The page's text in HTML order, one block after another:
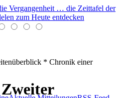
Vergangenheit … die Zeittafel der
zum Heute entdecken
* Chronik einer
Zweiter